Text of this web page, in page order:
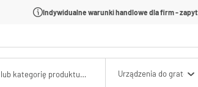
Indywidualne warunki handlowe dla firm -
Urządzenia do